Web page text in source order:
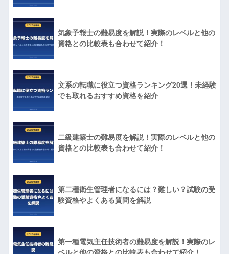
気象予報士の難易度を解説！実際のレベルと他の
資格との比較表も合わせて紹介！
文系の転職に役立つ資格ランキング20選！未経験
でも取れるおすすめ資格を紹介
二級建築士の難易度を解説！実際のレベルと他の
資格との比較表も合わせて紹介！
第二種衛生管理者になるには？難しい？試験の受
験資格やよくある質問を解説
第一種電気主任技術者の難易度を解説！実際のレ